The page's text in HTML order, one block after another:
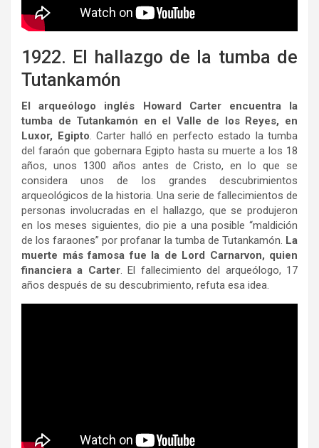
1922. El hallazgo de la tumba de
Tutankamón
El arqueólogo inglés Howard Carter encuentra la
tumba de Tutankamón en el Valle de los Reyes, en
Luxor, Egipto. Carter halló en perfecto estado la tumba
del faraón que gobernara Egipto hasta su muerte a los 18
años, unos 1300 años antes de Cristo, en lo que se
considera unos de los grandes descubrimientos
arqueológicos de la historia. Una serie de fallecimientos de
personas involucradas en el hallazgo, que se produjeron
en los meses siguientes, dio pie a una posible “maldición
de los faraones” por profanar la tumba de Tutankamón. La
muerte más famosa fue la de Lord Carnarvon, quien
financiera a Carter. El fallecimiento del arqueólogo, 17
años después de su descubrimiento, refuta esa idea.